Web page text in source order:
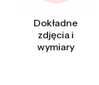
Dokładne
zdjęcia i
wymiary